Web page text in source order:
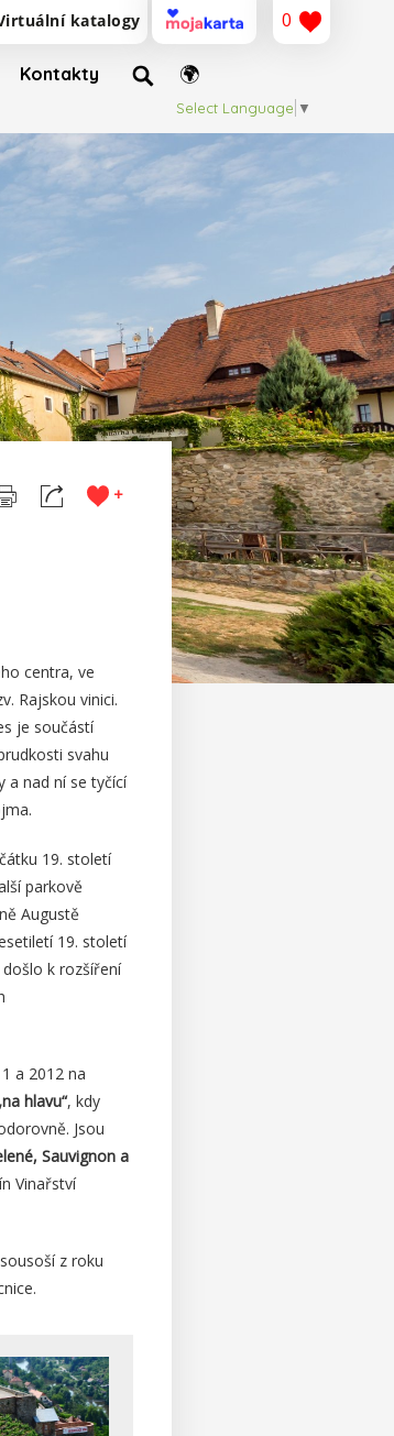
0
Kontakty
Select Language ▼
+
centra, ve
Rajskou vinici.
je součástí
svahu
a nad ní se tyčící
19. století
parkově
Augustě
19. století
došlo k rozšíření
a 2012 na
hlavu“, kdy
Jsou
Sauvignon a
Vinařství
z roku